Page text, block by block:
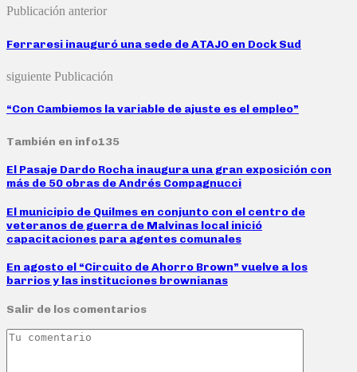
Publicación anterior
Ferraresi inauguró una sede de ATAJO en Dock Sud
siguiente Publicación
“Con Cambiemos la variable de ajuste es el empleo”
También en info135
El Pasaje Dardo Rocha inaugura una gran exposición con
más de 50 obras de Andrés Compagnucci
El municipio de Quilmes en conjunto con el centro de
veteranos de guerra de Malvinas local inició
capacitaciones para agentes comunales
En agosto el “Circuito de Ahorro Brown” vuelve a los
barrios y las instituciones brownianas
Salir de los comentarios